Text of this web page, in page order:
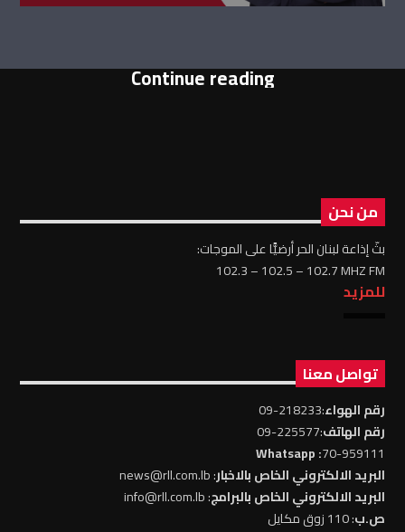
Continue reading
من نحن
بثّ إذاعة لبنان الحر أرضيًّا على الموجات:
102.3 – 102.5 – 102.7 MHZ FM
للمزيد
تواصل معنا
رقم الهواء:218233-09
رقم الهاتف:225577-09
70-959111
: Whatsapp
البريد الالكتروني الخاص بالاخبار: news@rll.com.lb
البريد الالكتروني الخاص بالبرامج: info@rll.com.lb
ص.ب: 110 زوق مكايل